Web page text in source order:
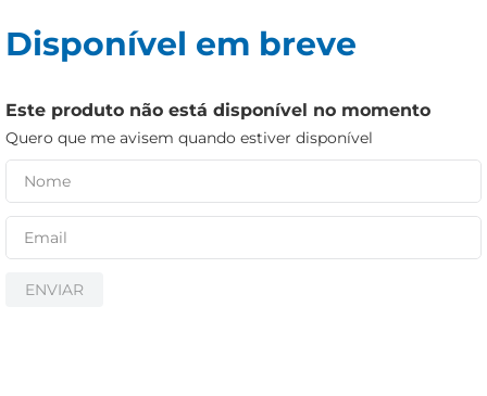
Disponível em breve
Este produto não está disponível no momento
Quero que me avisem quando estiver disponível
ENVIAR
azeite
iogurte
papel higiênico